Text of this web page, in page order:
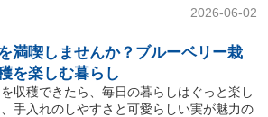
2026-06-02
満喫しませんか？ブルーベリー栽
を楽しむ暮らし
収穫できたら、毎日の暮らしはぐっと楽し
手入れのしやすさと可愛らしい実が魅力の